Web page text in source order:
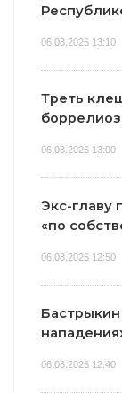
06.08.2026 13:10
Треть
06.08.2026 13:00
Экс-главу
«по
06.08.2026 12:50
06.08.2026 12:40